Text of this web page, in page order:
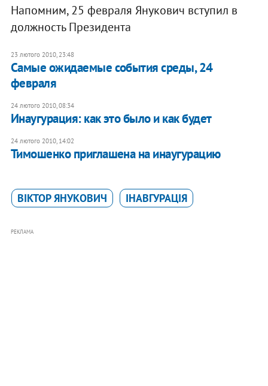
Напомним, 25 февраля Янукович вступил в
должность Президента
23 лютого 2010, 23:48
Самые ожидаемые события среды, 24
февраля
24 лютого 2010, 08:34
Инаугурация: как это было и как будет
24 лютого 2010, 14:02
Тимошенко приглашена на инаугурацию
ВІКТОР ЯНУКОВИЧ ІНАВГУРАЦІЯ
РЕКЛАМА